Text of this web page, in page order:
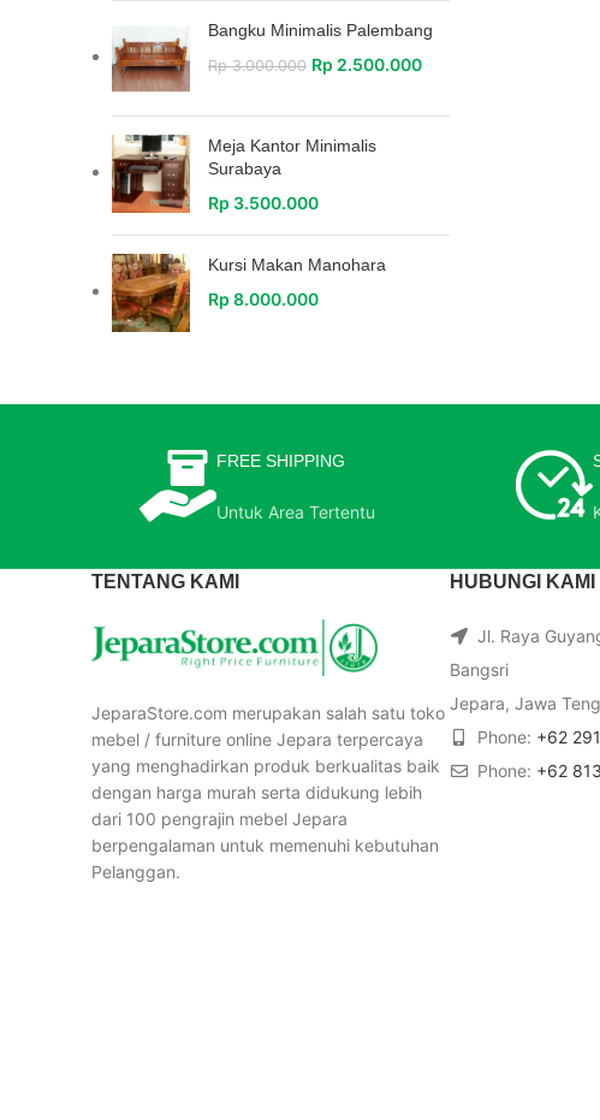
Bangku Minimalis Palembang
Rp3.000.000 Rp 2.500.000
Meja Kantor Minimalis
Surabaya
Rp 3.500.000
Kursi Makan Manohara
Rp 8.000.000
FREE SHIPPING
Untuk Area Tertentu
TENTANG KAMI
JeparaStore.com merupakan salah satu toko
mebel / furniture online Jepara terpercaya
yang menghadirkan produk berkualitas baik
dengan harga murah serta didukung lebih
dari 100 pengrajin mebel Jepara
berpengalaman untuk memenuhi kebutuhan
Pelanggan.
HUBUNGI KAMI
Jl. Raya
Bangsri
Jepara, Jawa
Phone: +62
Phone: +62